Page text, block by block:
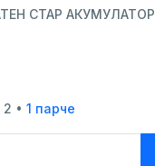
СТАР АКУМУЛАТОР
• 1 парче